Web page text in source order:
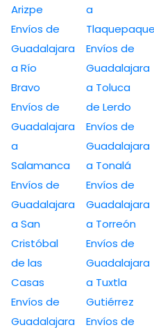
Arizpe
Envíos de
Guadalajara
a Río
Bravo
Envíos de
Guadalajara
a
Salamanca
Envíos de
Guadalajara
a San
Cristóbal
de las
Casas
Envíos de
Guadalajara
a
Envíos de
Guadalajara
a Toluca
de Lerdo
Envíos de
Guadalajara
a Tonalá
Envíos de
Guadalajara
a Torreón
Envíos de
Guadalajara
a Tuxtla
Gutiérrez
Envíos de